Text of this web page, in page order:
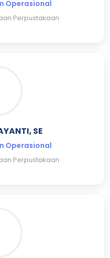
Operasional
Perpustakaan
SE
Operasional
Perpustakaan